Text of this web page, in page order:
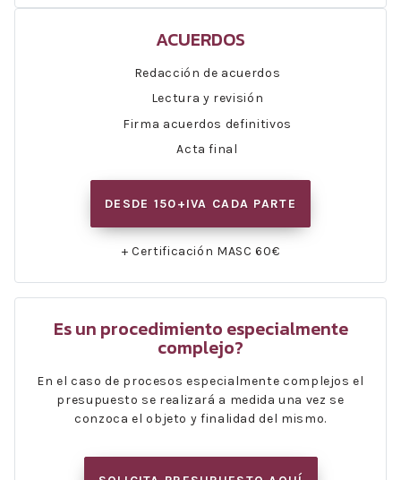
ACUERDOS
Redacción de acuerdos
Lectura y revisión
Firma acuerdos definitivos
Acta final
DESDE 150+IVA CADA PARTE
+ Certificación MASC 60€
Es un procedimiento especialmente
complejo?
En el caso de procesos especialmente complejos el
presupuesto se realizará a medida una vez se
conzoca el objeto y finalidad del mismo.